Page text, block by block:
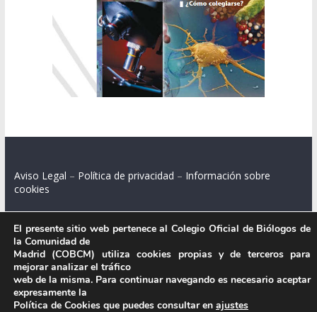
Aviso Legal – Política de privacidad – Información sobre
cookies
Colegio Oficial de Biólogos de la Comunidad de Madrid.
C/ Santa Engracia 108, 2º int.izq. 28003 Madrid.
El presente sitio web pertenece al Colegio Oficial de Biólogos de
la Comunidad de
Madrid (COBCM) utiliza cookies propias y de terceros para
mejorar analizar el tráfico
web de la misma. Para continuar navegando es necesario aceptar
expresamente la
Política de Cookies que puedes consultar en ajustes